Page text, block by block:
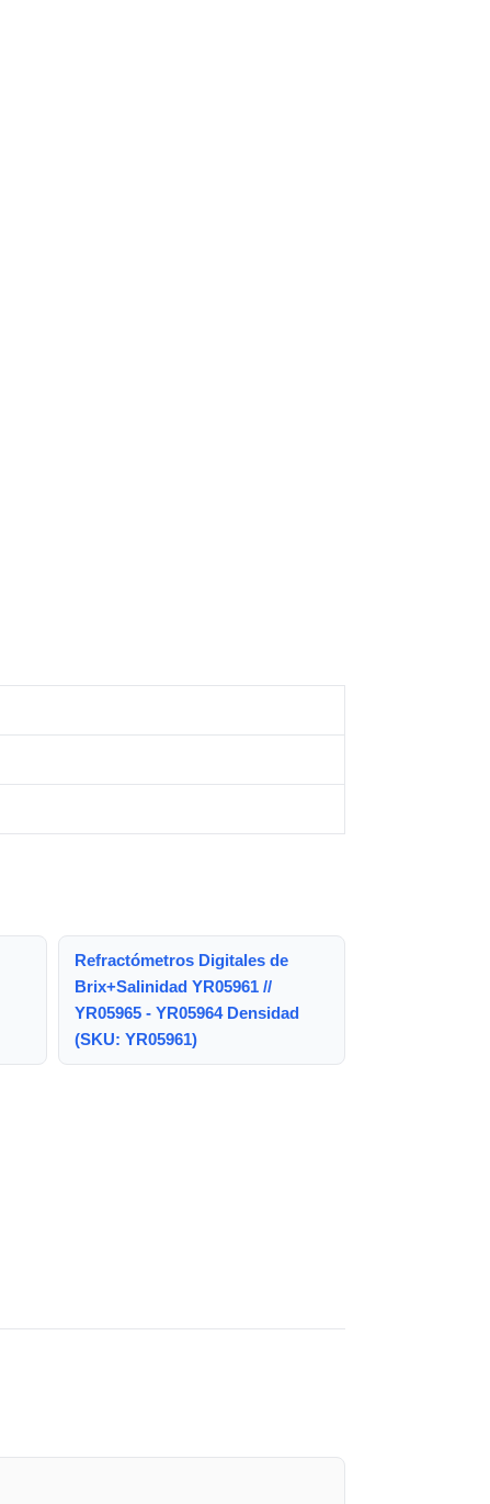
Refractómetros Digitales de
Brix+Salinidad YR05961 //
YR05965 - YR05964 Densidad
(SKU: YR05961)